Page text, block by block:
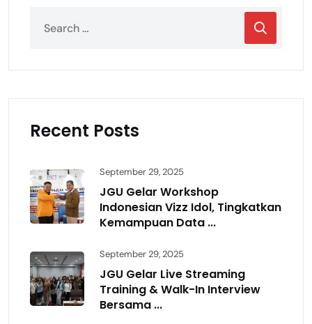
Recent Posts
September 29, 2025
JGU Gelar Workshop
Indonesian Vizz Idol, Tingkatkan
Kemampuan Data ...
September 29, 2025
JGU Gelar Live Streaming
Training & Walk-In Interview
Bersama ...